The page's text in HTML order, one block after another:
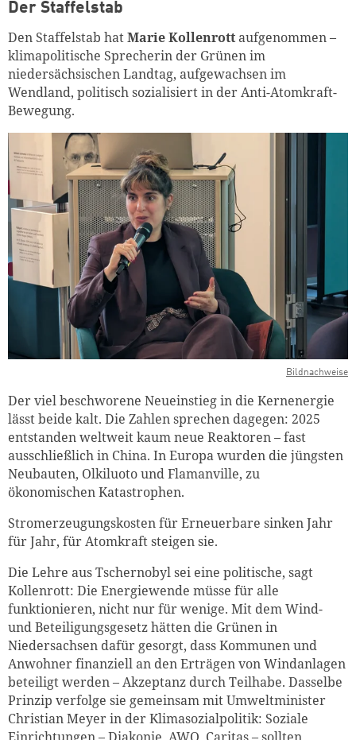
Der Staffelstab
Den Staffelstab hatMarie Kollenrottaufgenommen –
klimapolitische Sprecherin der Grünen im
niedersächsischen Landtag, aufgewachsen im
Wendland, politisch sozialisiert in der Anti-Atomkraft-
Bewegung.
Bildnachweise
Der viel beschworene Neueinstieg in die Kernenergie
lässt beide kalt. Die Zahlen sprechen dagegen: 2025
entstanden weltweit kaum neue Reaktoren – fast
ausschließlich in China. In Europa wurden die jüngsten
Neubauten, Olkiluoto und Flamanville, zu
ökonomischen Katastrophen.
Stromerzeugungskosten für Erneuerbare sinken Jahr
für Jahr, für Atomkraft steigen sie.
Die Lehre aus Tschernobyl sei eine politische, sagt
Kollenrott: Die Energiewende müsse für alle
funktionieren, nicht nur für wenige. Mit dem Wind-
und Beteiligungsgesetz hätten die Grünen in
Niedersachsen dafür gesorgt, dass Kommunen und
Anwohner finanziell an den Erträgen von Windanlagen
beteiligt werden – Akzeptanz durch Teilhabe. Dasselbe
Prinzip verfolge sie gemeinsam mit Umweltminister
Christian Meyer in der Klimasozialpolitik: Soziale